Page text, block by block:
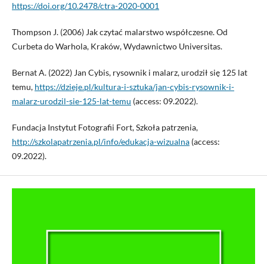
https://doi.org/10.2478/ctra-2020-0001
Thompson J. (2006) Jak czytać malarstwo współczesne. Od
Curbeta do Warhola, Kraków, Wydawnictwo Universitas.
Bernat A. (2022) Jan Cybis, rysownik i malarz, urodził się 125 lat
temu, https://dzieje.pl/kultura-i-sztuka/jan-cybis-rysownik-i-
malarz-urodzil-sie-125-lat-temu (access: 09.2022).
Fundacja Instytut Fotografii Fort, Szkoła patrzenia,
http://szkolapatrzenia.pl/info/edukacja-wizualna(access:
09.2022).